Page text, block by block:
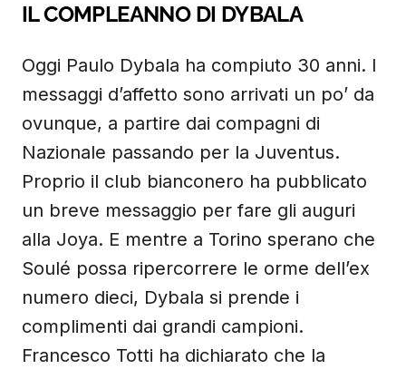
IL COMPLEANNO DI DYBALA
Oggi Paulo Dybala ha compiuto 30 anni. I
messaggi d’affetto sono arrivati un po’ da
ovunque, a partire dai compagni di
Nazionale passando per la Juventus.
Proprio il club bianconero ha pubblicato
un breve messaggio per fare gli auguri
alla Joya. E mentre a Torino sperano che
Soulé possa ripercorrere le orme dell’ex
numero dieci, Dybala si prende i
complimenti dai grandi campioni.
Francesco Totti ha dichiarato che la